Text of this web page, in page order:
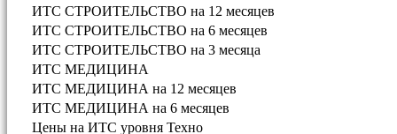
ИТС СТРОИТЕЛЬСТВО на 12 месяцев
ИТС СТРОИТЕЛЬСТВО на 6 месяцев
ИТС СТРОИТЕЛЬСТВО на 3 месяца
ИТС МЕДИЦИНА
ИТС МЕДИЦИНА на 12 месяцев
ИТС МЕДИЦИНА на 6 месяцев
Цены на ИТС уровня Техно